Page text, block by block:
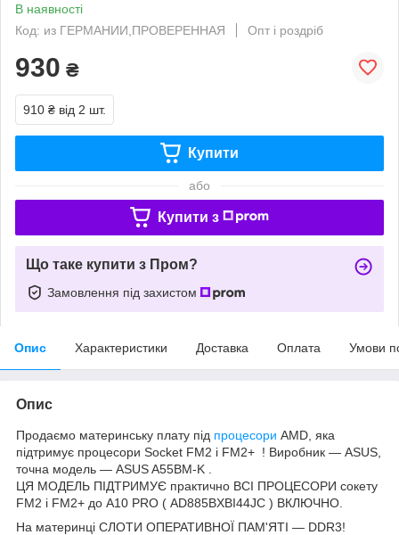
В наявності
Код: из ГЕРМАНИИ,ПРОВЕРЕННАЯ
Опт і роздріб
930 ₴
910 ₴ від 2 шт.
Купити
або
Купити з
Що таке купити з Пром?
Замовлення під захистом
Опис Характеристики Доставка Оплата Умови
Опис
Продаємо материнську плату під процесори AMD, яка
підтримує процесори Socket FM2 і FM2+ ! Виробник — ASUS,
точна модель — ASUS A55BM-K .
ЦЯ МОДЕЛЬ ПІДТРИМУЄ практично ВСІ ПРОЦЕСОРИ сокету
FM2 і FM2+ до A10 PRO ( AD885BXBI44JC ) ВКЛЮЧНО.
На материнці СЛОТИ ОПЕРАТИВНОЇ ПАМ'ЯТІ — DDR3!